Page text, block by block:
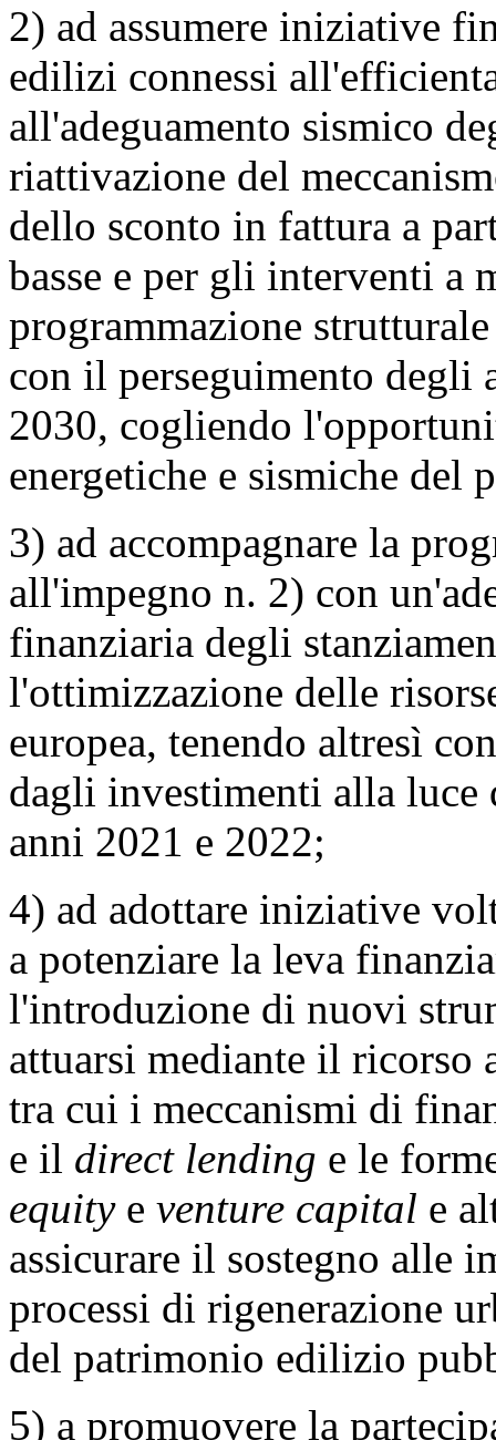
2) ad assumere iniziative
edilizi connessi
all'adeguamento sismico
riattivazione del
dello sconto in fattura a
basse e per gli interventi a
programmazione
con il perseguimento
2030, cogliendo
energetiche e sismiche
3) ad accompagnare la
all'impegno n. 2) con
finanziaria degli
l'ottimizzazione delle
europea, tenendo altresì
dagli investimenti alla
anni 2021 e 2022;
4) ad adottare iniziative
a potenziare la leva
l'introduzione di nuovi
attuarsi mediante il
tra cui i meccanismi di
e il direct lending e le
equitye venture capital e
assicurare il sostegno alle
processi di rigenerazione
del patrimonio edilizio
5) a promuovere la